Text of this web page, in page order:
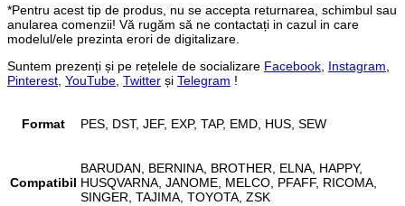
*Pentru acest tip de produs, nu se accepta returnarea, schimbul sau
anularea comenzii! Vă rugăm să ne contactați in cazul in care
modelul/ele prezinta erori de digitalizare.
Suntem prezenți și pe rețelele de socializare Facebook Instagram
Pinterest YouTube Twitter și Telegram !
Format PES, DST, JEF, EXP, TAP, EMD, HUS, SEW
Compatibil
BARUDAN, BERNINA, BROTHER, ELNA, HAPPY,
HUSQVARNA, JANOME, MELCO, PFAFF, RICOMA,
SINGER, TAJIMA, TOYOTA, ZSK